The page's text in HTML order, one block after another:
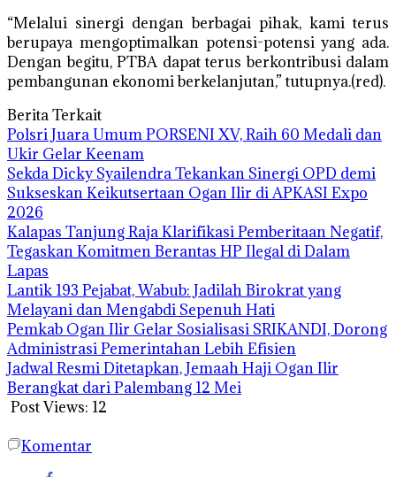
“Melalui sinergi dengan berbagai pihak, kami terus
berupaya mengoptimalkan potensi-potensi yang ada.
Dengan begitu, PTBA dapat terus berkontribusi dalam
pembangunan ekonomi berkelanjutan,” tutupnya.(red).
Berita Terkait
Polsri Juara Umum PORSENI XV, Raih 60 Medali dan
Ukir Gelar Keenam
Sekda Dicky Syailendra Tekankan Sinergi OPD demi
Sukseskan Keikutsertaan Ogan Ilir di APKASI Expo
2026
Kalapas Tanjung Raja Klarifikasi Pemberitaan Negatif,
Tegaskan Komitmen Berantas HP Ilegal di Dalam
Lapas
Lantik 193 Pejabat, Wabub: Jadilah Birokrat yang
Melayani dan Mengabdi Sepenuh Hati
Pemkab Ogan Ilir Gelar Sosialisasi SRIKANDI, Dorong
Administrasi Pemerintahan Lebih Efisien
Jadwal Resmi Ditetapkan, Jemaah Haji Ogan Ilir
Berangkat dari Palembang 12 Mei
Post Views: 12
Komentar